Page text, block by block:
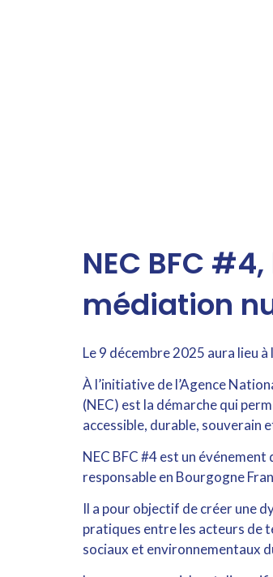
NEC BFC
médiation
Le 9 décembre 2025 aura lieu à
À l’initiative de l’Agence
(NEC) est la démarche qui
accessible, durable, souverain
NEC BFC #4 est un
responsable en Bourgogne
Il a pour objectif de créer une
pratiques entre les acteurs de
sociaux et environnementaux